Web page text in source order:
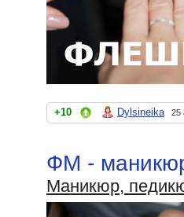
+10 Dylsineika 25
ФМ -
Маникюр,